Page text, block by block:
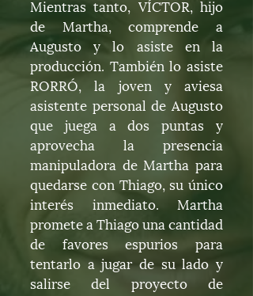
Mientras tanto, VÍCTOR, hijo
de Martha, comprende a
Augusto y lo asiste en la
producción. También lo asiste
RORRÓ, la joven y aviesa
asistente personal de Augusto
que juega a dos puntas y
aprovecha la presencia
manipuladora de Martha para
quedarse con Thiago, su único
interés inmediato. Martha
promete a Thiago una cantidad
de favores espurios para
tentarlo a jugar de su lado y
salirse del proyecto de